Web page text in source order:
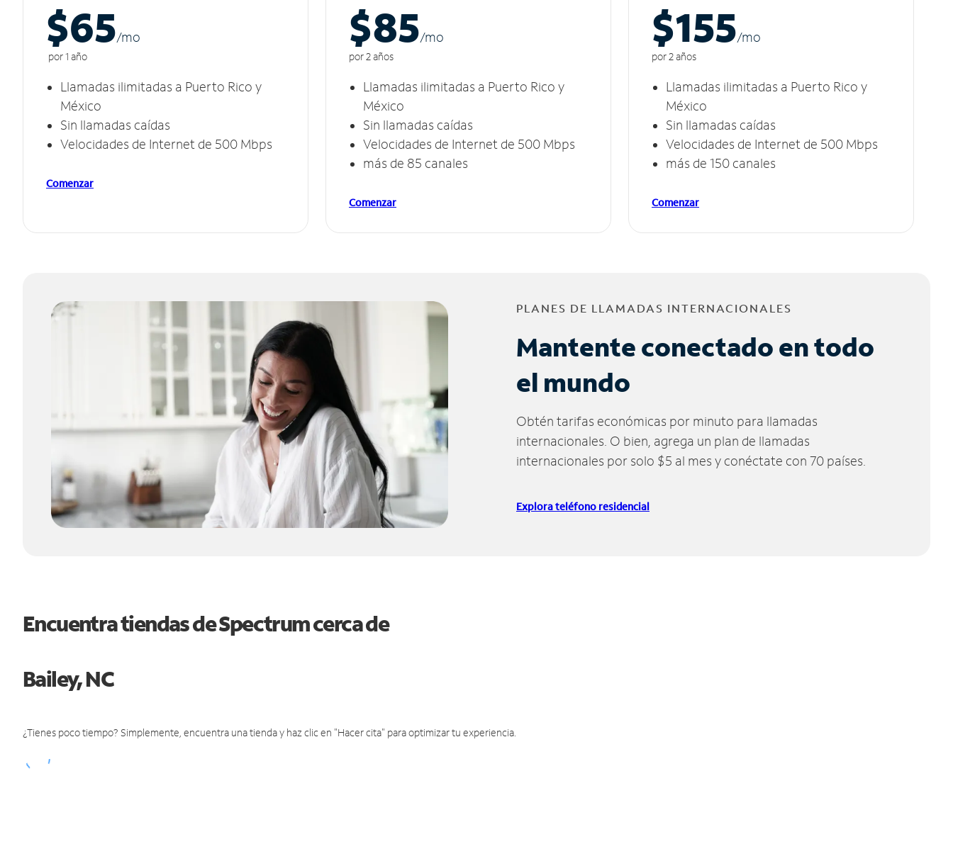
$65/mo
por 1 año
Llamadas ilimitadas a Puerto Rico y
México
Sin llamadas caídas
Velocidades de Internet de 500 Mbps
Comenzar
$85/mo
por 2 años
Llamadas ilimitadas a Puerto Rico y
México
Sin llamadas caídas
Velocidades de Internet de 500 Mbps
más de 85 canales
Comenzar
$155/mo
por 2 años
Llamadas ilimitadas a Puerto Rico y
México
Sin llamadas caídas
Velocidades de Internet de 500 Mbps
más de 150 canales
Comenzar
PLANES DE LLAMADAS INTERNACIONALES
Mantente conectado en todo
el mundo
Obtén tarifas económicas por minuto para llamadas
internacionales. O bien, agrega un plan de llamadas
internacionales por solo $5 al mes y conéctate con 70 países.
Explora teléfono residencial
Encuentra tiendas de Spectrum cerca de
Bailey, NC
¿Tienes poco tiempo? Simplemente, encuentra una tienda y haz clic en "Hacer cita" para optimizar tu experiencia.